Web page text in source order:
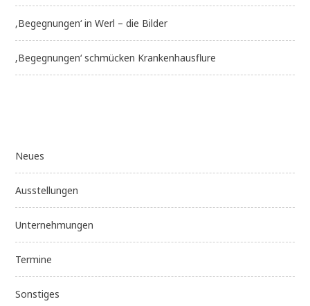
‚Begegnungen‘ in Werl – die Bilder
‚Begegnungen‘ schmücken Krankenhausflure
Neues
Ausstellungen
Unternehmungen
Termine
Sonstiges